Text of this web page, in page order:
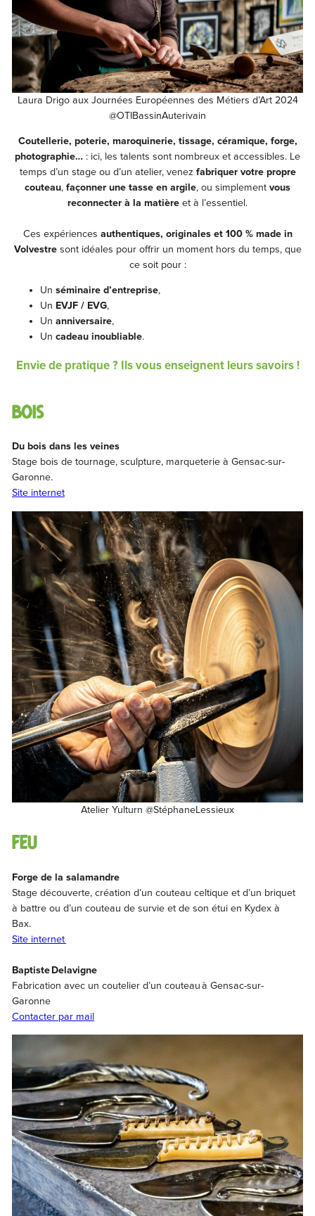
Laura Drigo aux Journées Européennes des Métiers d’Art 2024
@OTIBassinAuterivain
Coutellerie, poterie, maroquinerie, tissage, céramique, forge,
photographie… : ici, les talents sont nombreux et accessibles. Le
temps d’un stage ou d’un atelier, venez fabriquer votre propre
couteau, façonner une tasse en argile, ou simplement vous
reconnecter à la matière et à l’essentiel.
Ces expériences authentiques, originales et 100 % made in
Volvestresont idéales pour offrir un moment hors du temps, que
ce soit pour :
Un séminaire d’entreprise,
Un EVJF / EVG,
Un anniversaire,
Un cadeau inoubliable.
Envie de pratique ? Ils vous enseignent leurs savoirs !
Bois
Du bois dans les veines
Stage bois de tournage, sculpture, marqueterie à Gensac-sur-
Garonne.
Site internet
Atelier Yulturn @StéphaneLessieux
feu
Forge de la salamandre
Stage découverte, création d’un couteau celtique et d’un briquet
à battre ou d’un couteau de survie et de son étui en Kydex à
Bax.
Site internet
Baptiste Delavigne
Fabrication avec un coutelier d’un couteau à Gensac-sur-
Garonne
Contacter par mail